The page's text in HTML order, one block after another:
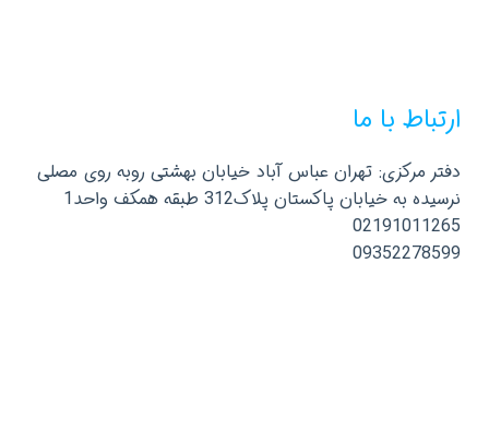
ارتباط با ما
دفتر مرکزی: تهران عباس آباد خیابان بهشتی روبه روی مصلی
نرسیده به خیابان پاکستان پلاک312 طبقه همکف واحد1
02191011265
09352278599